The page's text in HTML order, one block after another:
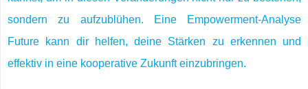
sondern zu aufzublühen. Eine Empowerment-Analyse
Future kann dir helfen, deine Stärken zu erkennen und
effektiv in eine kooperative Zukunft einzubringen.